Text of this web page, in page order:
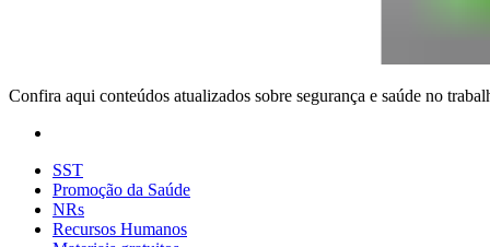
Confira aqui conteúdos atualizados sobre segurança e saúde no
SST
Promoção da Saúde
NRs
Recursos Humanos